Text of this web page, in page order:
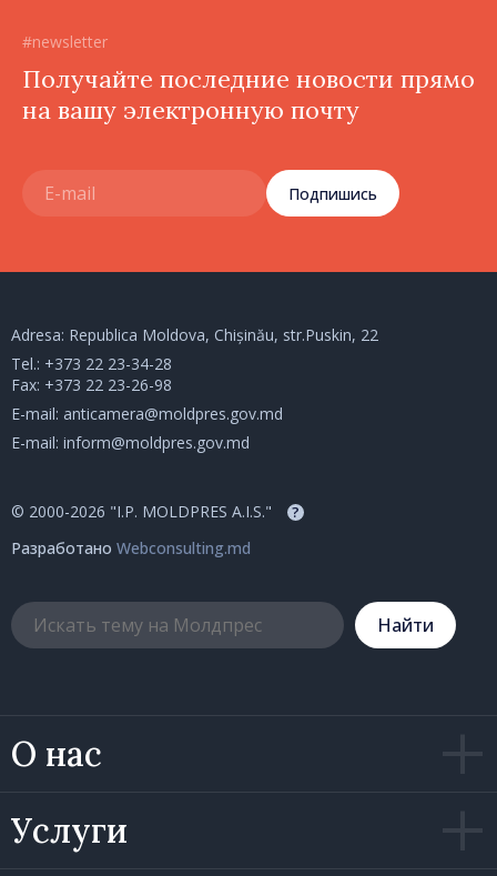
#newsletter
Получайте последние новости прямо
на вашу электронную почту
Подпишись
О нас
Услуги
Adresa: Republica Moldova, Chișinău, str.Puskin, 22
Tel.: +373 22 23-34-28
Fax: +373 22 23-26-98
E-mail: anticamera@moldpres.gov.md
E-mail: inform@moldpres.gov.md
© 2000-2026 "I.P. MOLDPRES A.I.S." ?
Разработано Webconsulting.md
Hайти